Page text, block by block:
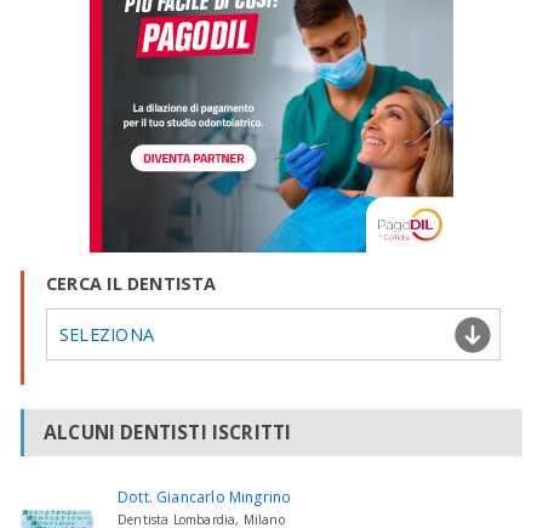
CERCA IL DENTISTA
SELEZIONA
ALCUNI DENTISTI ISCRITTI
Dott. Giancarlo Mingrino
Dentista Lombardia, Milano